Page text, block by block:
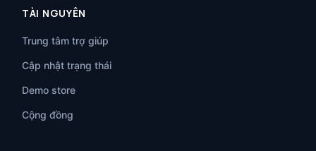
TÀI NGUYÊN
Trung tâm trợ giúp
Cập nhật trạng thái
Demo store
Cộng đồng